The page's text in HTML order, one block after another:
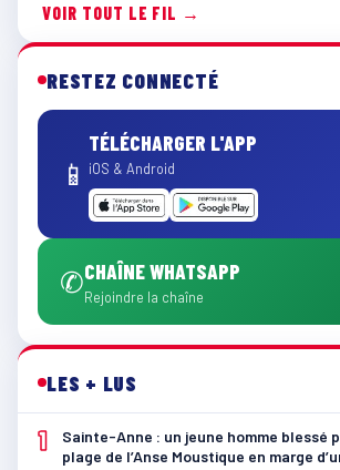
VOIR TOUT LE FIL →
RESTEZ CONNECTÉ
📱
TÉLÉCHARGER L'APP
iOS & Android
✆CHAÎNE WHATSAPP
Rejoindre la chaîne
LES + LUS
1
Sainte-Anne : un jeune homme blessé
plage de l’Anse Moustique en marge